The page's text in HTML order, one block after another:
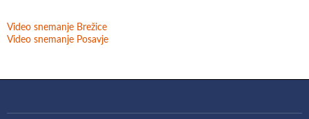
Video snemanje Brežice
Video snemanje Posavje